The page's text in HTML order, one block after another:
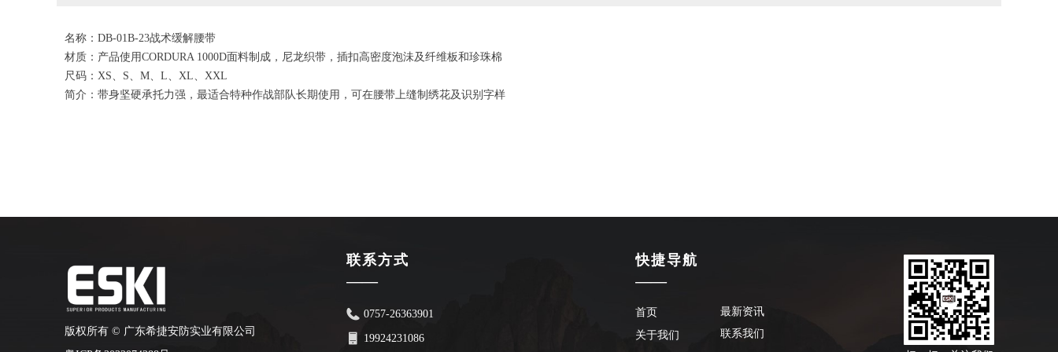
名称：DB-01B-23战术缓解腰带
材质：产品使用CORDURA 1000D面料制成，尼龙织带，插扣高密度泡沬及纤维板和珍珠棉
尺码：XS、S、M、L、XL、XXL
简介：带身坚硬承托力强，最适合特种作战部队长期使用，可在腰带上缝制绣花及识别字样
版权所有 © 广东希捷安防实业有限公司
联系方式
——
0757-26363901
19924231086
快捷导航
——
首页
关于我们
最新资讯
联系我们